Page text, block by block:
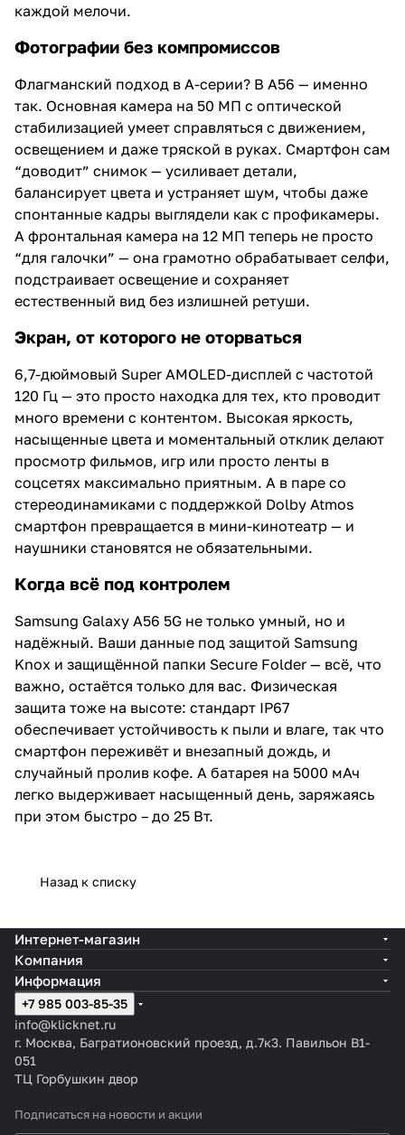
каждой мелочи.
Фотографии без компромиссов
Флагманский подход в A-серии? В A56 — именно
так. Основная камера на 50 МП с оптической
стабилизацией умеет справляться с движением,
освещением и даже тряской в руках. Смартфон сам
“доводит” снимок — усиливает детали,
балансирует цвета и устраняет шум, чтобы даже
спонтанные кадры выглядели как с профикамеры.
А фронтальная камера на 12 МП теперь не просто
“для галочки” — она грамотно обрабатывает селфи,
подстраивает освещение и сохраняет
естественный вид без излишней ретуши.
Экран, от которого не оторваться
6,7-дюймовый Super AMOLED-дисплей с частотой
120 Гц — это просто находка для тех, кто проводит
много времени с контентом. Высокая яркость,
насыщенные цвета и моментальный отклик делают
просмотр фильмов, игр или просто ленты в
соцсетях максимально приятным. А в паре со
стереодинамиками с поддержкой Dolby Atmos
смартфон превращается в мини-кинотеатр — и
наушники становятся не обязательными.
Когда всё под контролем
Samsung Galaxy A56 5G не только умный, но и
надёжный. Ваши данные под защитой Samsung
Knox и защищённой папки Secure Folder — всё, что
важно, остаётся только для вас. Физическая
защита тоже на высоте: стандарт IP67
обеспечивает устойчивость к пыли и влаге, так что
смартфон переживёт и внезапный дождь, и
случайный пролив кофе. А батарея на 5000 мАч
легко выдерживает насыщенный день, заряжаясь
при этом быстро – до 25 Вт.
Назад к списку
Интернет-магазин
Компания
Информация
+7 985 003-85-35
info@klicknet.ru
г. Москва, Багратионовский проезд, д.7к3. Павильон B1-
051
ТЦ Горбушкин двор
Подписаться на новости и акции